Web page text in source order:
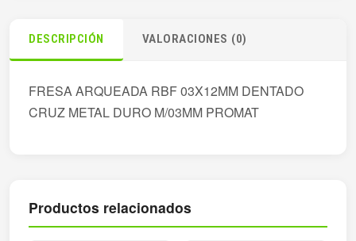
DESCRIPCIÓN VALORACIONES (0)
FRESA ARQUEADA RBF 03X12MM DENTADO
CRUZ METAL DURO M/03MM PROMAT
Productos relacionados